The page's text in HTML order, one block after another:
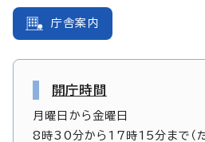
庁舎案内
開庁時間
月曜日から金曜日
8時30分から17時15分まで（